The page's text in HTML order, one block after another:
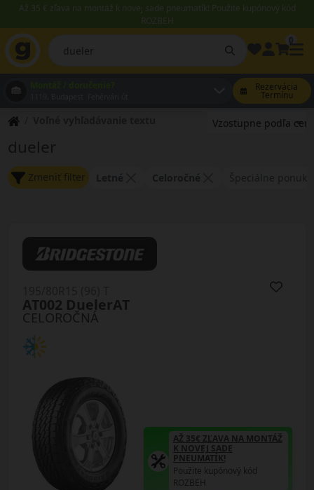
Až 35 € zľava na montáž k novej sade pneumatík! Použite kupónový kód
ROZBEH
Rezervácia
Termínu
dueler
Zmeniť filter
CELOROČNÁ
AT002 DuelerAT
AŽ 35€ ZĽAVA NA MONTÁŽ
K NOVEJ SADE
PNEUMATÍK!
Použite kupónový kód
ROZBEH